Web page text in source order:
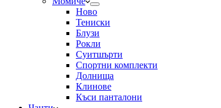
Ново
Тениски
Блузи
Рокли
Суитшърти
Спортни комплекти
Долнища
Клинове
Къси панталони